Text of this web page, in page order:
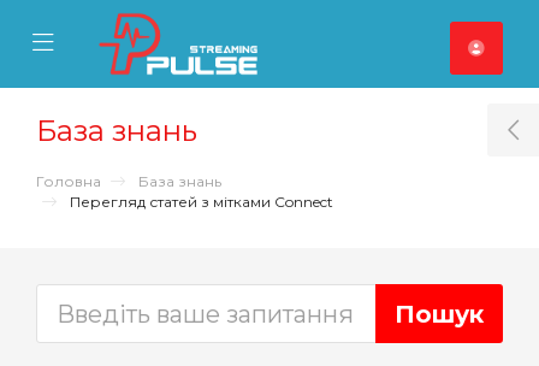
Mobile Menu
Mobile Menu
База знань
Головна
База знань
Перегляд статей з мітками Connect